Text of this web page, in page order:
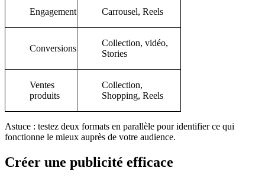
Engagement Carrousel, Reels
Conversions
Collection, vidéo,
Stories
Ventes
produits
Collection,
Shopping, Reels
Astuce : testez deux formats en parallèle pour identifier ce qui
fonctionne le mieux auprès de votre audience.
Créer une publicité efficace